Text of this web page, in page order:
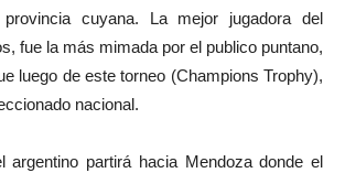
cuyana. La mejor jugadora del
fue la más mimada por el publico puntano,
luego de este torneo (Champions Trophy),
nacional.
argentino partirá hacia Mendoza donde el